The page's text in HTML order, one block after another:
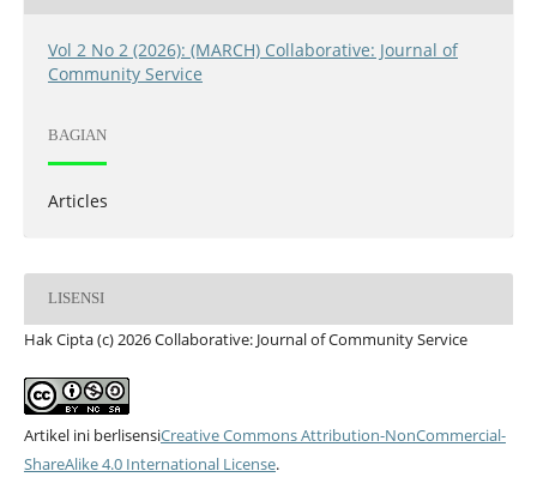
Vol 2 No 2 (2026): (MARCH) Collaborative: Journal of
Community Service
BAGIAN
Articles
LISENSI
Hak Cipta (c) 2026 Collaborative: Journal of Community Service
Artikel ini berlisensiCreative Commons Attribution-NonCommercial-
ShareAlike 4.0 International License.